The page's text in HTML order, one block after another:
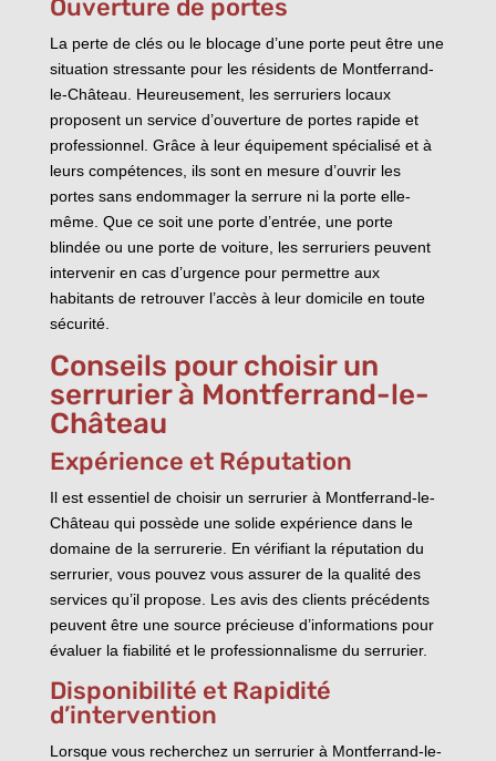
Ouverture de portes
La perte de clés ou le blocage d’une porte peut être une
situation stressante pour les résidents de Montferrand-
le-Château. Heureusement, les serruriers locaux
proposent un service d’ouverture de portes rapide et
professionnel. Grâce à leur équipement spécialisé et à
leurs compétences, ils sont en mesure d’ouvrir les
portes sans endommager la serrure ni la porte elle-
même. Que ce soit une porte d’entrée, une porte
blindée ou une porte de voiture, les serruriers peuvent
intervenir en cas d’urgence pour permettre aux
habitants de retrouver l’accès à leur domicile en toute
sécurité.
Conseils pour choisir un
serrurier à Montferrand-le-
Château
Expérience et Réputation
Il est essentiel de choisir un serrurier à Montferrand-le-
Château qui possède une solide expérience dans le
domaine de la serrurerie. En vérifiant la réputation du
serrurier, vous pouvez vous assurer de la qualité des
services qu’il propose. Les avis des clients précédents
peuvent être une source précieuse d’informations pour
évaluer la fiabilité et le professionnalisme du serrurier.
Disponibilité et Rapidité
d’intervention
Lorsque vous recherchez un serrurier à Montferrand-le-